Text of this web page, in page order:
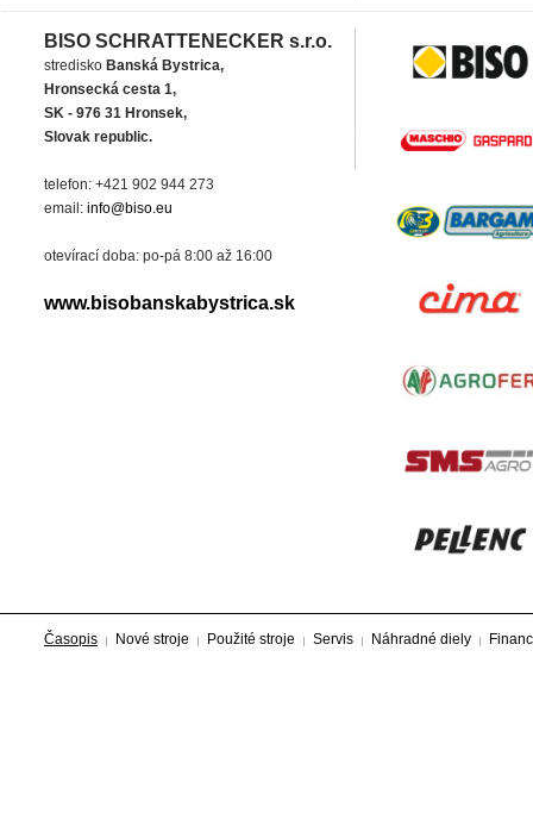
BISO SCHRATTENECKER s.r.o.
stredisko Banská Bystrica,
Hronsecká cesta 1,
SK - 976 31 Hronsek,
Slovak republic.
telefon: +421 902 944 273
email: info@biso.eu
otevírací doba: po-pá 8:00 až 16:00
www.bisobanskabystrica.sk
Časopis Nové stroje Použité stroje Servis Náhradné diely